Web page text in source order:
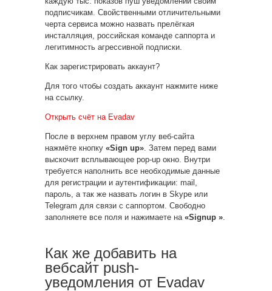
подписчикам. Свойственными отличительными
черта сервиса можно назвать прелёгкая
инсталляция, российская команде саппорта и
легитимность агрессивной подписки.
Как зарегистрировать аккаунт?
Для того чтобы создать аккаунт нажмите ниже
на ссылку.
Открыть счёт на Evadav
После в верхнем правом углу веб-сайта
нажмёте кнопку «Sign up». Затем перед вами
выскочит всплывающее pop-up окно. Внутри
требуется наполнить все необходимые данные
для регистрации и аутентификации: mail,
пароль, а так же назвать логин в Skype или
Telegram для связи с саппортом. Свободно
заполняете все поля и нажимаете на «Signup ».
Как же добавить на
вебсайт push-
уведомления от Evadav